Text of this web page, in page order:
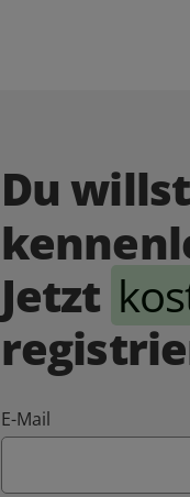
Du willst
Jetzt
E-Mail